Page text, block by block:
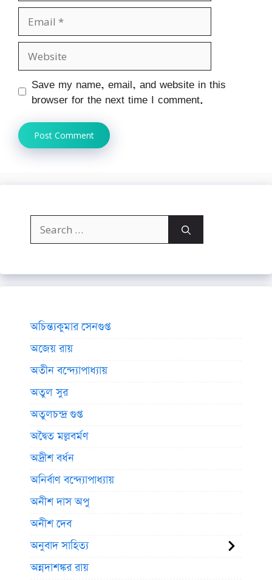
Email
Website
Save my name, email, and website in this
browser for the next time I comment.
Search
for:
অচিন্ত্যকুমার সেনগুপ্ত
অজেয় রায়
অতীন বন্দ্যোপাধ্যায়
অতুল সুর
অতুলচন্দ্র গুপ্ত
অদ্বৈত মল্লবর্মণ
অদ্রীশ বর্ধন
অনির্বাণ বন্দ্যোপাধ্যায়
অনীশ দাস অপু
অনীশ দেব
অনুবাদ সাহিত্য
অন্নদাশঙ্কর রায়